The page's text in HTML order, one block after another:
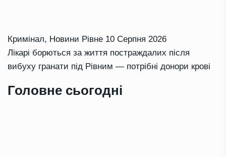
Кримінал, Новини Рівне 10 Серпня 2026
Лікарі борються за життя постраждалих після
вибуху гранати під Рівним — потрібні донори крові
Головне сьогодні